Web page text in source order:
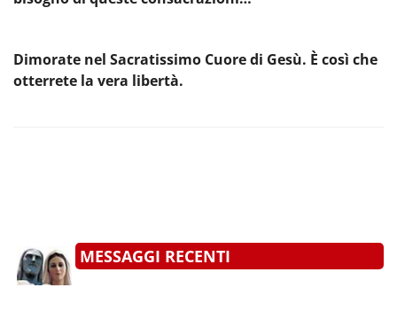
Dimorate nel Sacratissimo Cuore di Gesù. È così che
otterrete la vera libertà.
MESSAGGI RECENTI